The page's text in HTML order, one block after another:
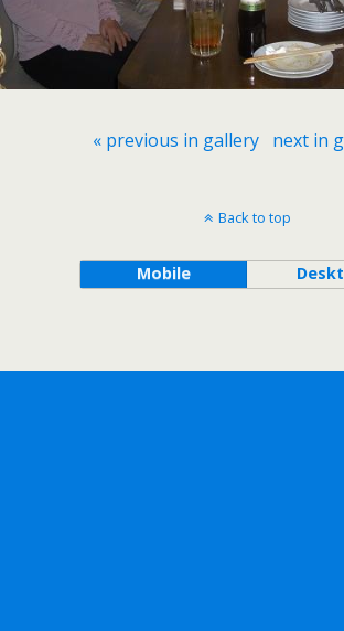
« previous in gallery next in
Back to top
Mobile